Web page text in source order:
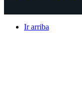
Ir arriba